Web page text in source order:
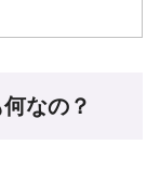
なの？